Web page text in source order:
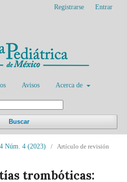
Avisos Acerca de
Buscar
Registrarse Entrar
Núm. 4 (2023) / Artículo de revisión
trombóticas: